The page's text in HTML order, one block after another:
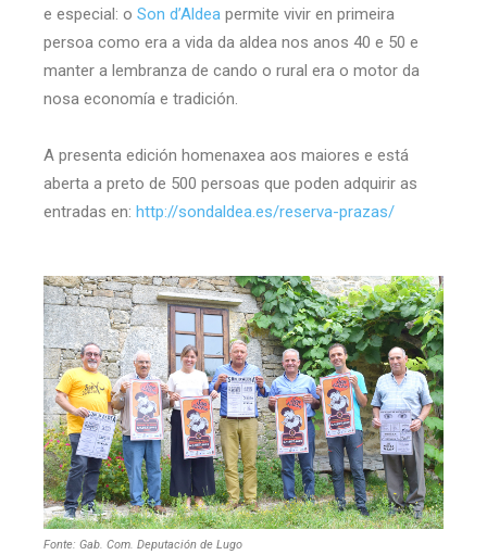
e especial: o Son d’Aldea permite vivir en primeira
persoa como era a vida da aldea nos anos 40 e 50 e
manter a lembranza de cando o rural era o motor da
nosa economía e tradición.
A presenta edición homenaxea aos maiores e está
aberta a preto de 500 persoas que poden adquirir as
entradas en: http://sondaldea.es/reserva-prazas/
Fonte: Gab. Com. Deputación de Lugo